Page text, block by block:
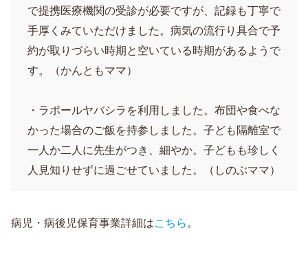
で提携医療機関の受診が必要ですが、記録も丁寧で
手厚くみていただけました。病気の流行り具合で予
約が取りづらい時期と空いている時期があるようで
す。（かんともママ）
・ラポールヤバシラを利用しました。布団や食べな
かった場合のご飯を持参しました。子ども隔離室で
一人か二人に先生がつき、細やか。子どもも珍しく
人見知りせずに過ごせていました。（しのぶママ）
病児・病後児保育事業詳細はこちら 。